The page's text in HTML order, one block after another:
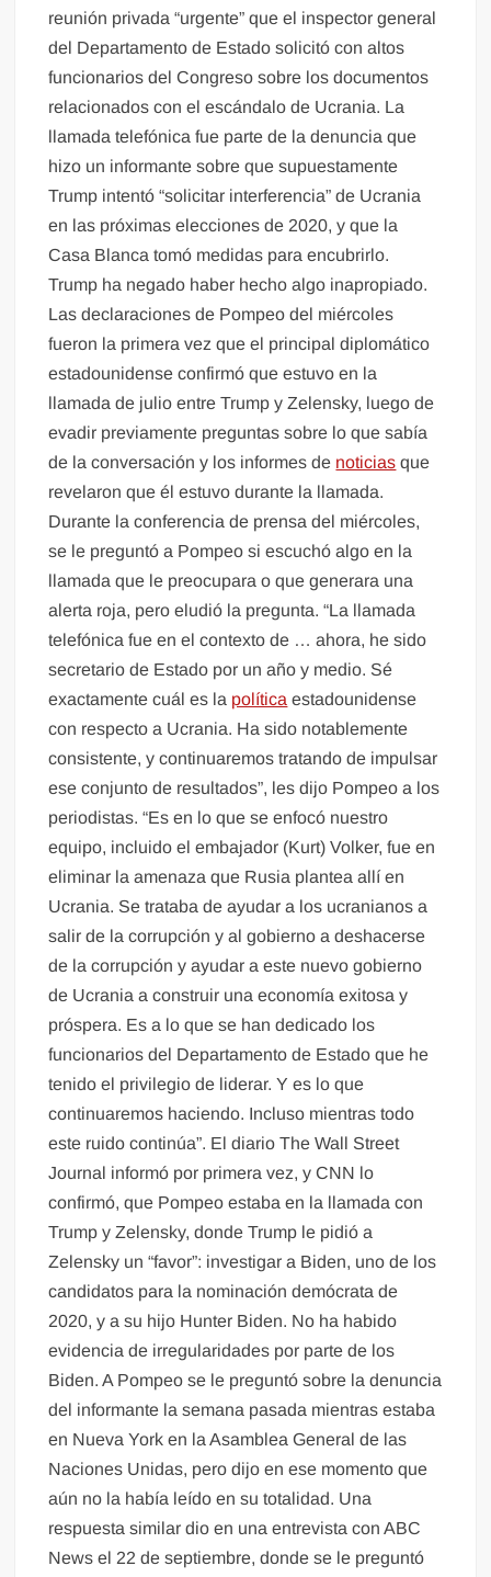
reunión privada “urgente” que el inspector general
del Departamento de Estado solicitó con altos
funcionarios del Congreso sobre los documentos
relacionados con el escándalo de Ucrania. La
llamada telefónica fue parte de la denuncia que
hizo un informante sobre que supuestamente
Trump intentó “solicitar interferencia” de Ucrania
en las próximas elecciones de 2020, y que la
Casa Blanca tomó medidas para encubrirlo.
Trump ha negado haber hecho algo inapropiado.
Las declaraciones de Pompeo del miércoles
fueron la primera vez que el principal diplomático
estadounidense confirmó que estuvo en la
llamada de julio entre Trump y Zelensky, luego de
evadir previamente preguntas sobre lo que sabía
de la conversación y los informes de noticias que
revelaron que él estuvo durante la llamada.
Durante la conferencia de prensa del miércoles,
se le preguntó a Pompeo si escuchó algo en la
llamada que le preocupara o que generara una
alerta roja, pero eludió la pregunta. “La llamada
telefónica fue en el contexto de … ahora, he sido
secretario de Estado por un año y medio. Sé
exactamente cuál es la política estadounidense
con respecto a Ucrania. Ha sido notablemente
consistente, y continuaremos tratando de impulsar
ese conjunto de resultados”, les dijo Pompeo a los
periodistas. “Es en lo que se enfocó nuestro
equipo, incluido el embajador (Kurt) Volker, fue en
eliminar la amenaza que Rusia plantea allí en
Ucrania. Se trataba de ayudar a los ucranianos a
salir de la corrupción y al gobierno a deshacerse
de la corrupción y ayudar a este nuevo gobierno
de Ucrania a construir una economía exitosa y
próspera. Es a lo que se han dedicado los
funcionarios del Departamento de Estado que he
tenido el privilegio de liderar. Y es lo que
continuaremos haciendo. Incluso mientras todo
este ruido continúa”. El diario The Wall Street
Journal informó por primera vez, y CNN lo
confirmó, que Pompeo estaba en la llamada con
Trump y Zelensky, donde Trump le pidió a
Zelensky un “favor”: investigar a Biden, uno de los
candidatos para la nominación demócrata de
2020, y a su hijo Hunter Biden. No ha habido
evidencia de irregularidades por parte de los
Biden. A Pompeo se le preguntó sobre la denuncia
del informante la semana pasada mientras estaba
en Nueva York en la Asamblea General de las
Naciones Unidas, pero dijo en ese momento que
aún no la había leído en su totalidad. Una
respuesta similar dio en una entrevista con ABC
News el 22 de septiembre, donde se le preguntó